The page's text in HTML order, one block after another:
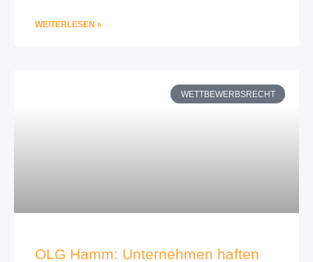
WEITERLESEN »
WETTBEWERBSRECHT
OLG Hamm: Unternehmen haften